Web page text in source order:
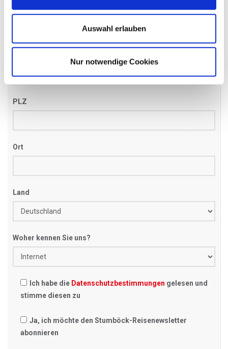
Auswahl erlauben
Nur notwendige Cookies
Telefon*
PLZ
Ort
Land
Woher kennen Sie uns?
Ich habe die Datenschutzbestimmungen gelesen und
stimme diesen zu
Ja, ich möchte den Stumböck-Reisenewsletter
abonnieren